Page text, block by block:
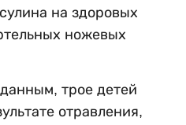
на здоровых
ножевых
трое детей
отравления,